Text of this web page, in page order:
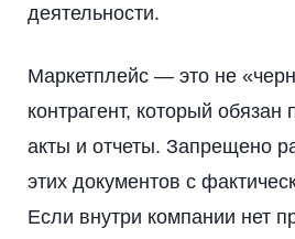
деятельности.
Маркетплейс — это не
контрагент, который обязан
акты и отчеты. Запрещено
этих документов с
Если внутри компании нет